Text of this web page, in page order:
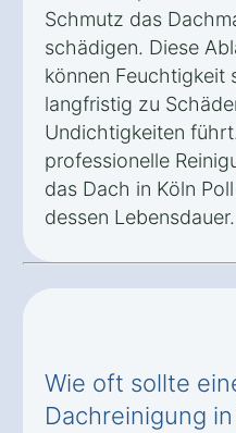
Schmutz das
schädigen. Diese
können Feuchtigkeit
langfristig zu
Undichtigkeiten
professionelle
das Dach in Köln
dessen Lebensdauer.
Wie oft sollte
Dachreinigung